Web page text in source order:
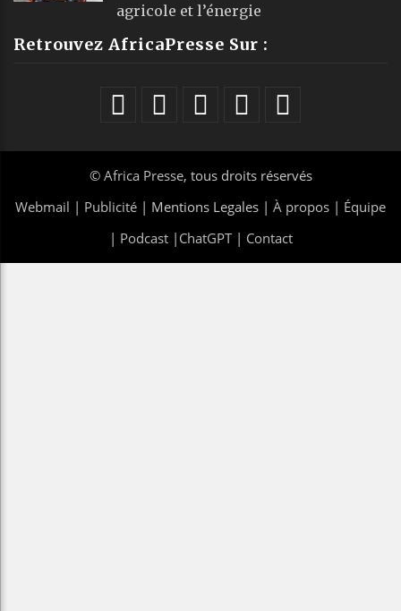
agricole et l’énergie
Retrouvez AfricaPresse Sur :
© Africa Presse, tous droits réservés
Webmail | Publicité | Mentions Legales | À propos | Équipe
| Podcast| ChatGPT| Contact